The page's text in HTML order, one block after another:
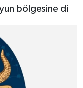
bölgesine di